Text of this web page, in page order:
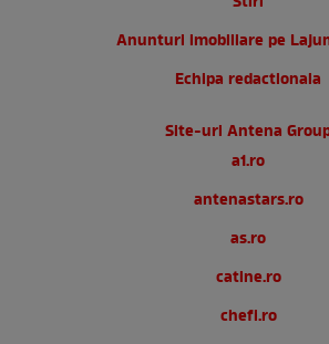
Anunturi imobiliare pe
Echipa redactionala
Site-uri Antena
a1.ro
antenastars.ro
as.ro
catine.ro
chefi.ro